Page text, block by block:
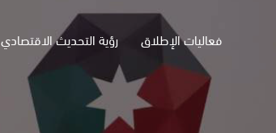
فعاليات الإطلاق رؤية التحديث الاقتصادي